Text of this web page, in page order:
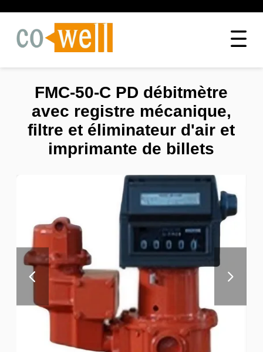
FMC-50-C PD débitmètre
avec registre mécanique,
filtre et éliminateur d'air et
imprimante de billets